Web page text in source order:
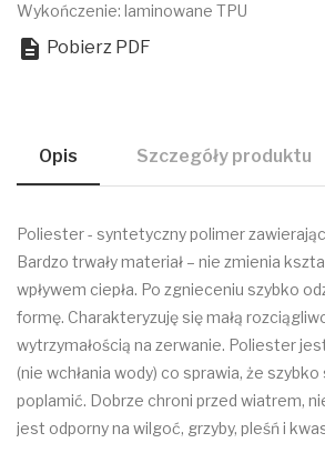
Wykończenie: laminowane TPU
 Pobierz PDF
Opis Szczegóły produktu
Poliester - syntetyczny polimer
Bardzo trwały materiał – nie zmienia
wpływem ciepła. Po zgnieceniu szybko
formę. Charakteryzuję się małą
wytrzymałością na zerwanie. Poliester
(nie wchłania wody) co sprawia, że
poplamić. Dobrze chroni przed wiatrem,
jest odporny na wilgoć, grzyby, pleśń i